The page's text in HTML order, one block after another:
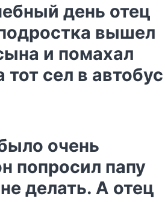
день отец
вышел
и помахал
тот сел в автобус
очень
попросил папу
делать. А отец